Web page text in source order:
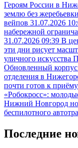
Героям России в
землю без
вейпов 31.07.2026
набережной
31.07.2026 09:39 В
эти дни рисует
уличного
Обновленный корпус
отделения в
почти готов к
«Робокросс»:
Нижний Новгород
беспилотного
Последние